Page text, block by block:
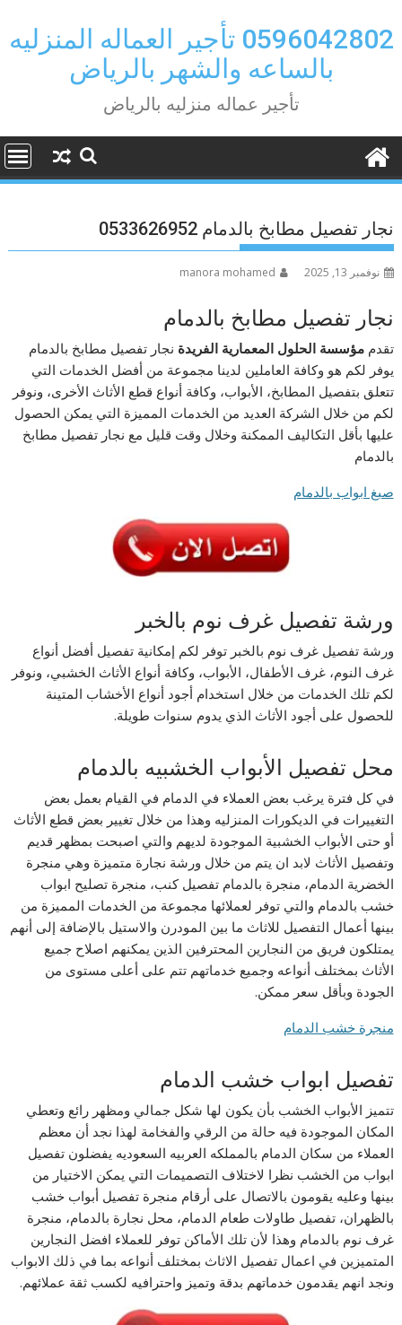
to
content
0596042802 تأجير العماله المنزليه
بالساعه والشهر بالرياض
تأجير عماله منزليه بالرياض
نجار تفصيل مطابخ بالدمام 0533626952
نوفمبر 13, 2025 manora mohamed
نجار تفصيل مطابخ بالدمام
تقدممؤسسة الحلول المعمارية الفريدة نجار تفصيل مطابخ بالدمام
يوفر لكم هو وكافة العاملين لدينا مجموعة من أفضل الخدمات التي
تتعلق بتفصيل المطابخ، الأبواب، وكافة أنواع قطع الأثاث الأخرى، ونوفر
لكم من خلال الشركة العديد من الخدمات المميزة التي يمكن الحصول
عليها بأقل التكاليف الممكنة وخلال وقت قليل مع نجار تفصيل مطابخ
بالدمام
صبغ ابواب بالدمام
ورشة تفصيل غرف نوم بالخبر
ورشة تفصيل غرف نوم بالخبر توفر لكم إمكانية تفصيل أفضل أنواع
غرف النوم، غرف الأطفال، الأبواب، وكافة أنواع الأثاث الخشبي، ونوفر
لكم تلك الخدمات من خلال استخدام أجود أنواع الأخشاب المتينة
للحصول على أجود الأثاث الذي يدوم سنوات طويلة.
محل تفصيل الأبواب الخشبيه بالدمام
في كل فترة يرغب بعض العملاء في الدمام في القيام بعمل بعض
التغييرات في الديكورات المنزليه وهذا من خلال تغيير بعض قطع الأثاث
أو حتى الأبواب الخشبية الموجودة لديهم والتي اصبحت بمظهر قديم
وتفصيل الأثاث لابد ان يتم من خلال ورشة نجارة متميزة وهي منجرة
الخضرية الدمام، منجرة بالدمام تفصيل كنب، منجرة تصليح ابواب
خشب بالدمام والتي توفر لعملائها مجموعة من الخدمات المميزة من
بينها أعمال التفصيل للاثاث ما بين المودرن والاستيل بالإضافة إلى أنهم
يمتلكون فريق من النجارين المحترفين الذين يمكنهم اصلاح جميع
الأثاث بمختلف أنواعه وجميع خدماتهم تتم على أعلى مستوى من
الجودة وبأقل سعر ممكن.
منجرة خشب الدمام
تفصيل ابواب خشب الدمام
تتميز الأبواب الخشب بأن يكون لها شكل جمالي ومظهر رائع وتعطي
المكان الموجودة فيه حالة من الرقي والفخامة لهذا نجد أن معظم
العملاء من سكان الدمام بالمملكه العربيه السعوديه يفضلون تفصيل
ابواب من الخشب نظرا لاختلاف التصميمات التي يمكن الاختيار من
بينها وعليه يقومون بالاتصال على أرقام منجرة تفصيل أبواب خشب
بالظهران، تفصيل طاولات طعام الدمام، محل نجارة بالدمام، منجرة
غرف نوم بالدمام وهذا لأن تلك الأماكن توفر للعملاء افضل النجارين
المتميزين في اعمال تفصيل الاثاث بمختلف أنواعه بما في ذلك الابواب
ونجد انهم يقدمون خدماتهم بدقة وتميز واحترافيه لكسب ثقة عملائهم.